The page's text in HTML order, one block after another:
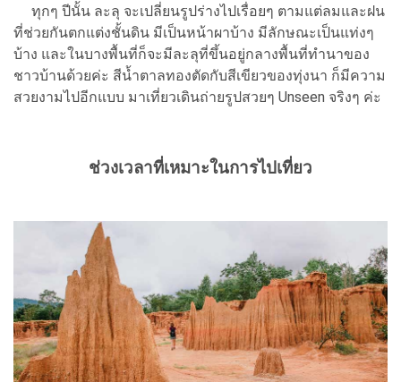
ทุกๆ ปีนั้น ละลุ จะเปลี่ยนรูปร่างไปเรื่อยๆ ตามแต่ลมและฝน
ที่ช่วยกันตกแต่งชั้นดิน มีเป็นหน้าผาบ้าง มีลักษณะเป็นแท่งๆ
บ้าง และในบางพื้นที่ก็จะมีละลุที่ขึ้นอยู่กลางพื้นที่ทำนาของ
ชาวบ้านด้วยค่ะ สีน้ำตาลทองตัดกับสีเขียวของทุ่งนา ก็มีความ
สวยงามไปอีกแบบ มาเที่ยวเดินถ่ายรูปสวยๆ Unseen จริงๆ ค่ะ
ช่วงเวลาที่เหมาะในการไปเที่ยว